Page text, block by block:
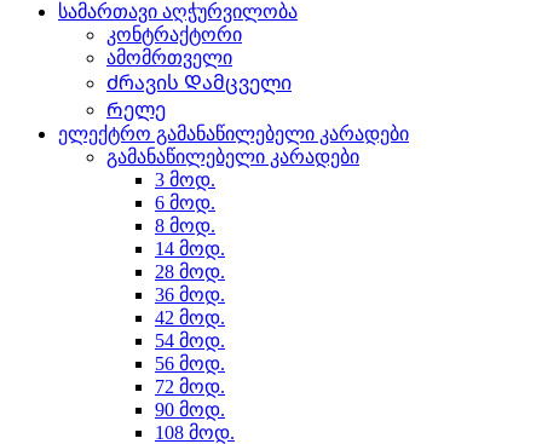
სამართავი აღჭურვილობა
კონტრაქტორი
ამომრთველი
Ძრავის Დამცველი
Რელე
ელექტრო გამანაწილებელი კარადები
გამანაწილებელი კარადები
3 მოდ.
6 მოდ.
8 მოდ.
14 მოდ.
28 მოდ.
36 მოდ.
42 მოდ.
54 მოდ.
56 მოდ.
72 მოდ.
90 მოდ.
108 მოდ.